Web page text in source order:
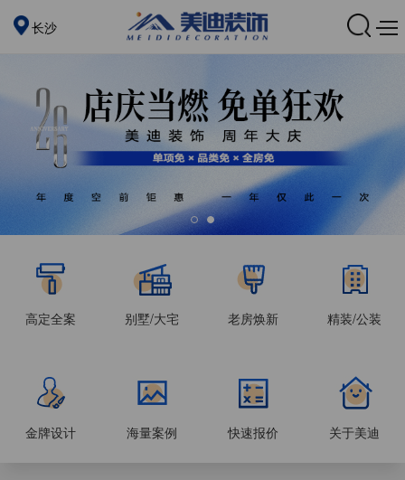
长沙
高定全案 别墅/大宅 老房焕新 精装/公装
金牌设计 海量案例 快速报价 关于美迪